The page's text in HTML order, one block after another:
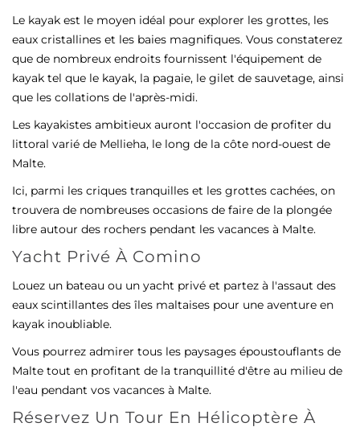
Le kayak est le moyen idéal pour explorer les grottes, les
eaux cristallines et les baies magnifiques. Vous constaterez
que de nombreux endroits fournissent l'équipement de
kayak tel que le kayak, la pagaie, le gilet de sauvetage, ainsi
que les collations de l'après-midi.
Les kayakistes ambitieux auront l'occasion de profiter du
littoral varié de Mellieha, le long de la côte nord-ouest de
Malte.
Ici, parmi les criques tranquilles et les grottes cachées, on
trouvera de nombreuses occasions de faire de la plongée
libre autour des rochers pendant les vacances à Malte.
Yacht Privé À Comino
Louez un bateau ou un yacht privé et partez à l'assaut des
eaux scintillantes des îles maltaises pour une aventure en
kayak inoubliable.
Vous pourrez admirer tous les paysages époustouflants de
Malte tout en profitant de la tranquillité d'être au milieu de
l'eau pendant vos vacances à Malte.
Réservez Un Tour En Hélicoptère À